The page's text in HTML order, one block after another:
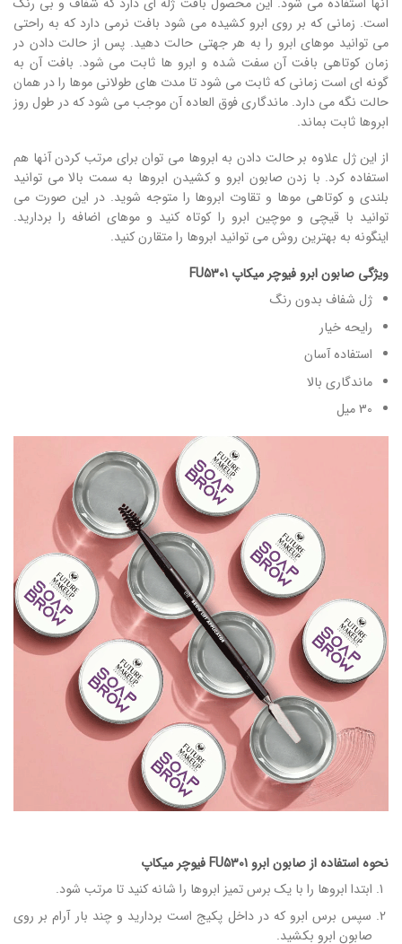
است. زمانی که بر روی ابرو کشیده می شود بافت نرمی دارد که به راحتی
می توانید موهای ابرو را به هر جهتی حالت دهید. پس از حالت دادن در
زمان کوتاهی بافت آن سفت شده و ابرو ها ثابت می شود. بافت آن به
گونه ای است زمانی که ثابت می شود تا مدت های طولانی موها را در همان
حالت نگه می دارد. ماندگاری فوق العاده آن موجب می شود که در طول روز
ابروها ثابت بماند.
از این ژل علاوه بر حالت دادن به ابروها می توان برای مرتب کردن آنها هم
استفاده کرد. با زدن صابون ابرو و کشیدن ابروها به سمت بالا می توانید
بلندی و کوتاهی موها و تقاوت ابروها را متوجه شوید. در این صورت می
توانید با قیچی و موچین ابرو را کوتاه کنید و موهای اضافه را بردارید.
اینگونه به بهترین روش می توانید ابروها را متقارن کنید.
ویژگی صابون ابرو فیوچر میکاپ FU5301
ژل شفاف بدون رنگ
رایحه خیار
استفاده آسان
ماندگاری بالا
30 میل
نحوه استفاده از صابون ابرو FU5301 فیوچر میکاپ
ابتدا ابروها را با یک برس تمیز ابروها را شانه کنید تا مرتب شود.
سپس برس ابرو که در داخل پکیج است بردارید و چند بار آرام بر روی
صابون ابرو بکشید.